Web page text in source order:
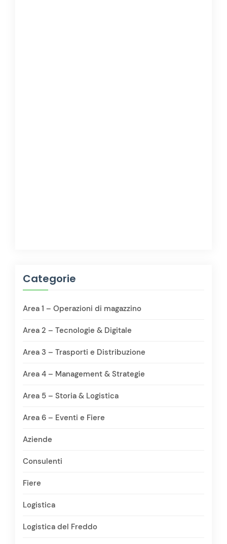
Categorie
Area 1 – Operazioni di magazzino
Area 2 – Tecnologie & Digitale
Area 3 – Trasporti e Distribuzione
Area 4 – Management & Strategie
Area 5 – Storia & Logistica
Area 6 – Eventi e Fiere
Aziende
Consulenti
Fiere
Logistica
Logistica del Freddo